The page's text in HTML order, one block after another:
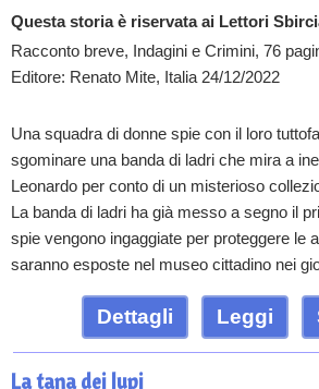
Questa storia è riservata ai Lettori
Racconto breve, Indagini e Crimini, 76
Editore: Renato Mite, Italia 24/12/2022
Una squadra di donne spie con il loro
sgominare una banda di ladri che mira a
Leonardo per conto di un misterioso
La banda di ladri ha già messo a segno il
spie vengono ingaggiate per proteggere le
saranno esposte nel museo cittadino nei
Dettagli Leggi
La tana dei lupi